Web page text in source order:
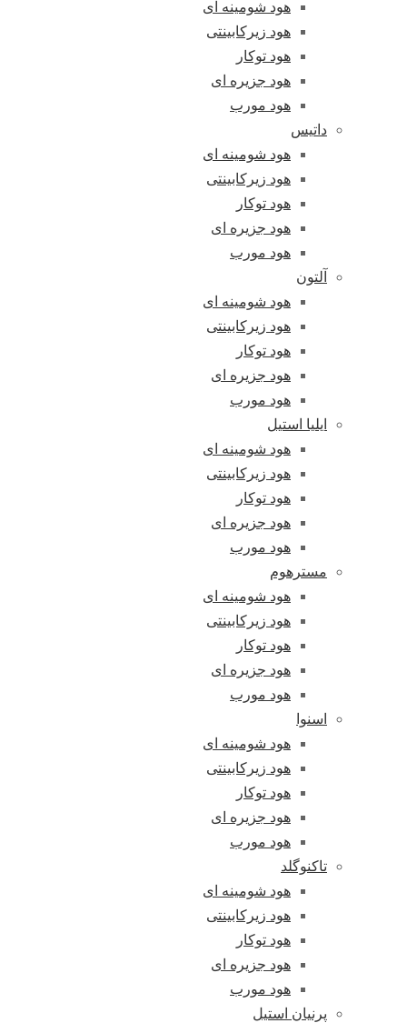
هود شومینه ای
هود زیرکابینتی
هود توکار
هود جزیره ای
هود مورب
داتیس
هود شومینه ای
هود زیرکابینتی
هود توکار
هود جزیره ای
هود مورب
آلتون
هود شومینه ای
هود زیرکابینتی
هود توکار
هود جزیره ای
هود مورب
ایلیا استیل
هود شومینه ای
هود زیرکابینتی
هود توکار
هود جزیره ای
هود مورب
مسترهوم
هود شومینه ای
هود زیرکابینتی
هود توکار
هود جزیره ای
هود مورب
اسنوا
هود شومینه ای
هود زیرکابینتی
هود توکار
هود جزیره ای
هود مورب
تاکنوگلد
هود شومینه ای
هود زیرکابینتی
هود توکار
هود جزیره ای
هود مورب
پرنیان استیل